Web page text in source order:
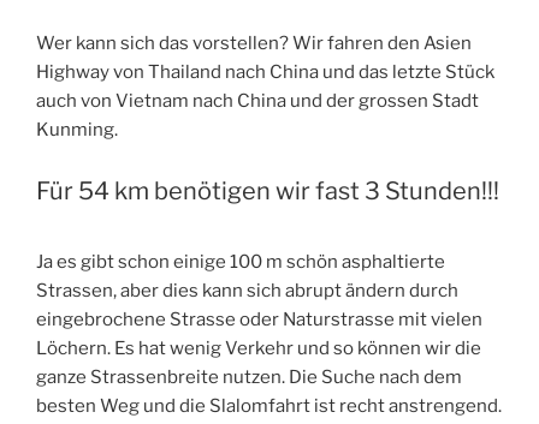
Wer kann sich das vorstellen? Wir fahren den Asien
Highway von Thailand nach China und das letzte Stück
auch von Vietnam nach China und der grossen Stadt
Kunming.
Für 54 km benötigen wir fast 3 Stunden!!!
Ja es gibt schon einige 100 m schön asphaltierte
Strassen, aber dies kann sich abrupt ändern durch
eingebrochene Strasse oder Naturstrasse mit vielen
Löchern. Es hat wenig Verkehr und so können wir die
ganze Strassenbreite nutzen. Die Suche nach dem
besten Weg und die Slalomfahrt ist recht anstrengend.